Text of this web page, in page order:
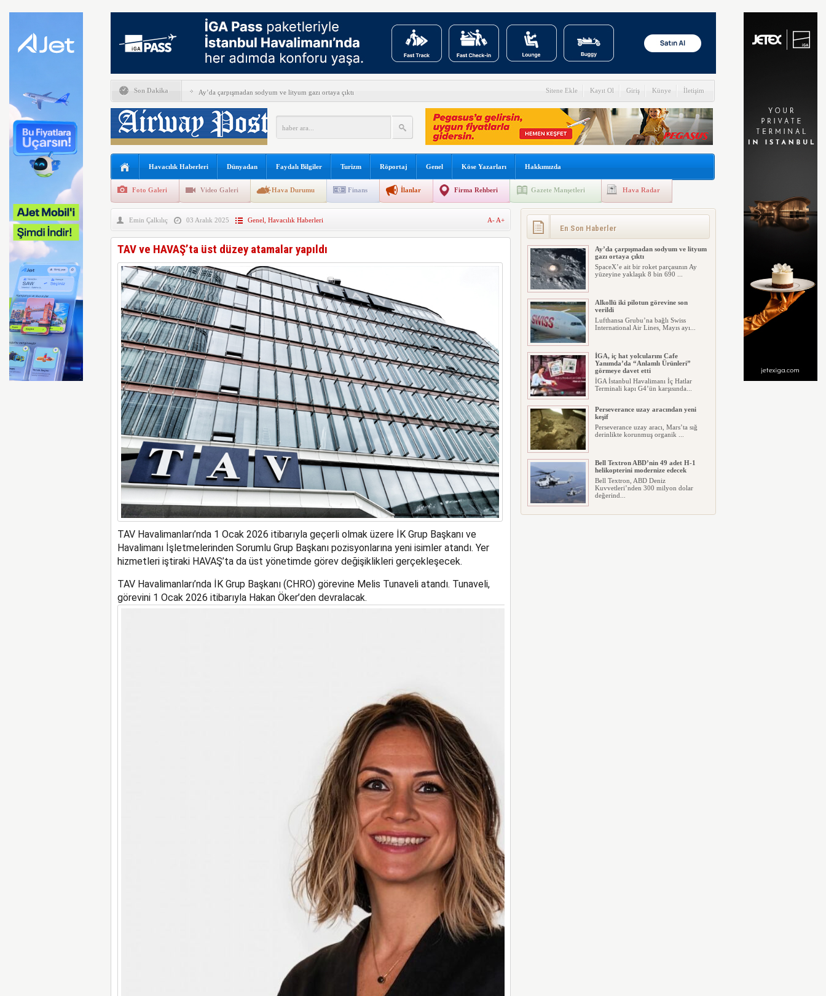
Son Dakika Ay’da çarpışmadan sodyum ve lityum gazı ortaya çıktı
Alkollü iki pilotun görevine son verildi
İGA, iç hat yolcularını Cafe Yanımda’da “Anlamlı Ürünleri” görmeye davet etti
Perseverance uzay aracından yeni keşif
Bell Textron ABD’nin 49 adet H-1 helikopterini modernize edecek
İberia Havayolu 12 Ağustos’ta özel uçuş yapacak
EasyJet kabin memurları greve gidiyor
FAA Marine One helikopterine soruşturma başlattı
Sitene Ekle Kayıt Ol Giriş Künye İletişim
Havacılık Haberleri Dünyadan Faydalı Bilgiler Turizm Röportaj Genel Köse Yazarları Hakkımızda
Foto Galeri Video Galeri Hava Durumu Finans İlanlar Firma Rehberi Gazete Manşetleri Hava Radar
Emin Çalkılıç 03 Aralık 2025 Genel Havacılık Haberleri A- A+
TAV ve HAVAŞ’ta üst düzey atamalar yapıldı
TAV Havalimanları’nda 1 Ocak 2026 itibarıylageçerli olmak üzere İK Grup Başkanı ve
Havalimanı İşletmelerinden Sorumlu Grup Başkanı pozisyonlarına yeni isimler atandı. Yer
hizmetleri iştiraki HAVAŞ’tada üst yönetimde görev değişiklikleri gerçekleşecek.
TAV Havalimanları’nda İK Grup Başkanı (CHRO) görevine Melis Tunaveli atandı. Tunaveli,
görevini 1 Ocak 2026 itibarıyla Hakan Öker’den devralacak.
En Son Haberler
Ay’da çarpışmadan sodyum ve lityum
gazı ortaya çıktı
SpaceX’e ait bir roket parçasının Ay
yüzeyine yaklaşık 8 bin 690 ...
Alkollü iki pilotun görevine son
verildi
Lufthansa Grubu’na bağlı Swiss
International Air Lines, Mayıs ayı...
İGA, iç hat yolcularını Cafe
Yanımda’da “Anlamlı Ürünleri”
görmeye davet etti
İGA İstanbul Havalimanı İç Hatlar
Terminali kapı G4’ün karşısında...
Perseverance uzay aracından yeni
keşif
Perseverance uzay aracı, Mars’ta sığ
derinlikte korunmuş organik ...
Bell Textron ABD’nin 49 adet H-1
helikopterini modernize edecek
Bell Textron, ABD Deniz
Kuvvetleri’nden 300 milyon dolar
değerind...
Hitit Bilişim 500’de Sektörel Yazılım